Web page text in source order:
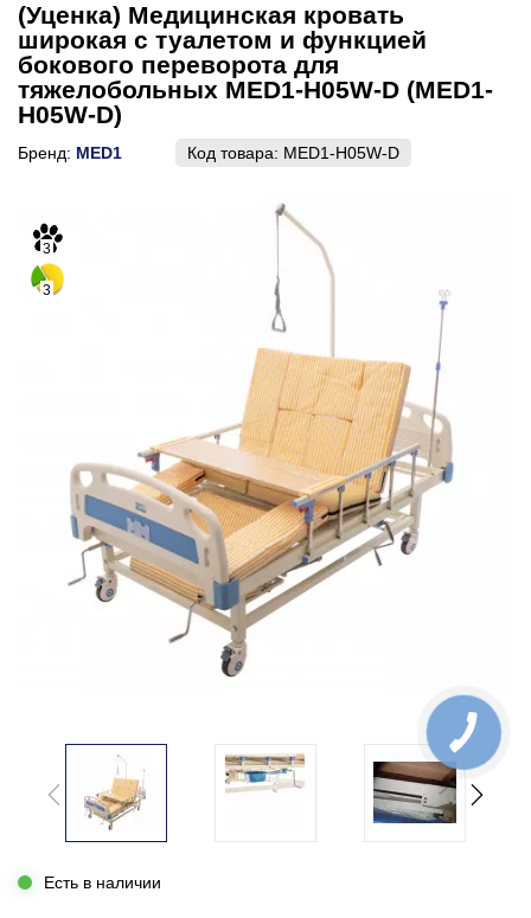
(Уценка) Медицинская кровать
широкая с туалетом и функцией
бокового переворота для
тяжелобольных MED1-H05W-D (MED1-
H05W-D)
Бренд: MED1 Код товара: MED1-H05W-D
3
3
Есть в наличии